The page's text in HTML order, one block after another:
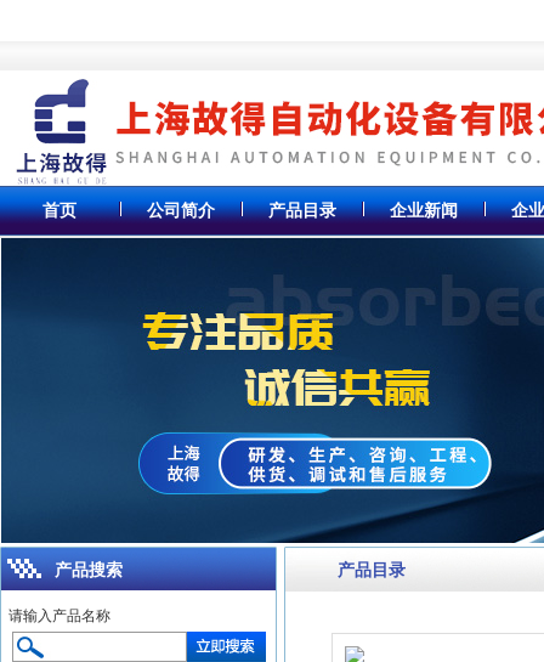
首页 公司简介 产品目录 企业新闻 企
产品目录
产品搜索
请输入产品名称